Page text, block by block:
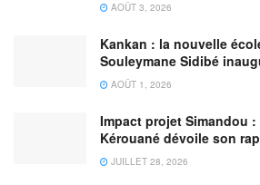
AOÛT 3, 2026
Kankan : la nouvelle
Souleymane Sidibé
AOÛT 1, 2026
Impact projet Simandou
Kérouané dévoile son
JUILLET 28, 2026